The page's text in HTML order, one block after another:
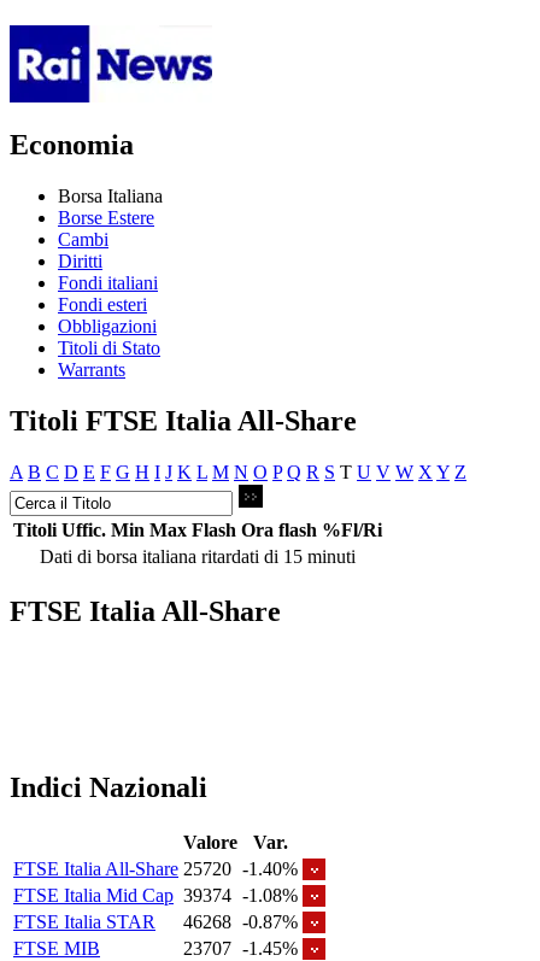
Economia
Borsa Italiana
Borse Estere
Cambi
Diritti
Fondi italiani
Fondi esteri
Obbligazioni
Titoli di Stato
Warrants
Titoli FTSE Italia All-Share
A B C D E F G H I J K L M N O P Q R S T U V W X Y Z
Titoli Uffic. Min Max Flash Ora flash %Fl/Ri
Dati di borsa italiana ritardati di 15 minuti
FTSE Italia All-Share
Indici Nazionali
Valore
Var.
FTSE Italia All-Share 25720 -1.40%
FTSE Italia Mid Cap 39374 -1.08%
FTSE Italia STAR
46268 -0.87%
FTSE MIB
23707 -1.45%